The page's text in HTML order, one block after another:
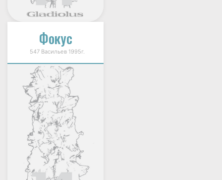
Фокус
547 Васильев 1995г.